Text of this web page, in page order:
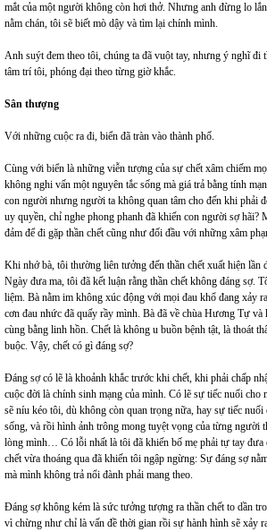
mắt của một người không còn hơi thở. Nhưng anh đừng lo
nằm chán, tôi sẽ biết mò dậy và tìm lại chính mình.
Anh suýt đem theo tôi, chúng ta đã vuột tay, nhưng ý nghĩ đi
tâm trí tôi, phóng đại theo từng giờ khắc.
Sân thượng
Với những cuộc ra đi, biển đã tràn vào thành phố.
Cùng với biển là những viễn tượng của sự chết xâm chiếm
không nghi vấn một nguyên tắc sống mà giá trả bằng tính
con người nhưng người ta không quan tâm cho đến khi phải
uy quyền, chỉ nghe phong phanh đã khiến con người sợ hãi?
đảm để đi gặp thần chết cũng như đối đầu với những xâm
Khi nhớ bà, tôi thường liên tưởng đến thần chết xuất hiện lần
Ngày đưa ma, tôi đã kết luận rằng thần chết không đáng sợ.
liệm. Bà nằm im không xúc động với mọi đau khổ đang xảy
cơn đau nhức đã quấy rầy mình. Bà đã về chùa Hương Tự và
cùng bằng linh hồn. Chết là không u buồn bệnh tật, là thoát
buộc. Vậy, chết có gì đáng sợ?
Đáng sợ có lẽ là khoảnh khắc trước khi chết, khi phải chấp
cuộc đời là chính sinh mạng của mình. Có lẽ sự tiếc nuối cho
sẽ níu kéo tôi, dù không còn quan trọng nữa, hay sự tiếc
sống, và rồi hình ảnh trông mong tuyệt vọng của từng người
lòng mình… Có lỗi nhất là tôi đã khiến bố mẹ phải tự tay đưa
chết vừa thoáng qua đã khiến tôi ngập ngừng: Sự đáng sợ
mà mình không trả nổi đành phải mang theo.
Đáng sợ không kém là sức tưởng tượng ra thần chết to dần
vì chừng như chỉ là vấn đề thời gian rồi sự hành hình sẽ xảy